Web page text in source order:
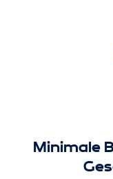
Minimale